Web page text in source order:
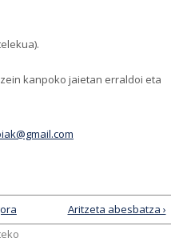
kanpoko jaietan erraldoi eta
Aritzeta abesbatza ›